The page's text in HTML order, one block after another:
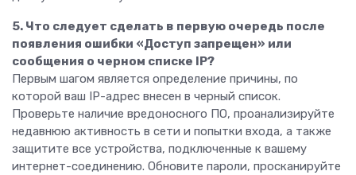
5. Что следует сделать в первую очередь после
появления ошибки «Доступ запрещен» или
сообщения о черном списке IP?
Первым шагом является определение причины, по
которой ваш IP-адрес внесен в черный список.
Проверьте наличие вредоносного ПО, проанализируйте
недавнюю активность в сети и попытки входа, а также
защитите все устройства, подключенные к вашему
интернет-соединению. Обновите пароли, просканируйте